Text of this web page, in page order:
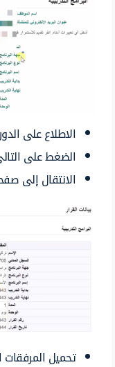
الاطلاع على
الضغط على
الانتقال إلى
تحميل المرفقات